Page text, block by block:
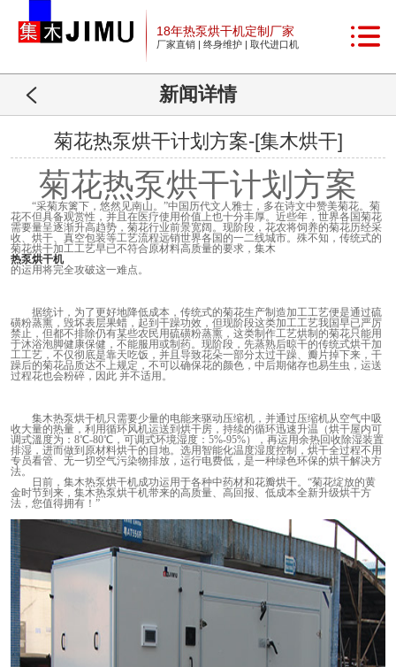
18年热泵烘干机定制厂家
厂家直销 | 终身维护 | 取代进口机
新闻详情
菊花热泵烘干计划方案-[集木烘干]
菊花热泵烘干计划方案
“采菊东篱下，悠然见南山。”中国历代文人雅士，多在诗文中赞美菊花。菊
花不但具备观赏性，并且在医疗使用价值上也十分丰厚。近些年，世界各国菊花
需要量呈逐渐升高趋势，菊花行业前景宽阔。现阶段，花农将饲养的菊花历经采
收、烘干、真空包装等工艺流程远销世界各国的一二线城市。殊不知，传统式的
菊花烘干加工工艺早已不符合原材料高质量的要求，集木
热泵烘干机
的运用将完全攻破这一难点。
据统计，为了更好地降低成本，传统式的菊花生产制造加工工艺便是通过硫
磺粉蒸熏，毁坏表层果蜡，起到干躁功效，但现阶段这类加工工艺我国早已严厉
禁止，但都不排除仍有某些农民用硫磺粉蒸熏，这类制作工艺烘制的菊花只能用
于沐浴泡脚健康保健，不能服用或制药。现阶段，先蒸熟后晾干的传统式烘干加
工工艺，不仅彻底是靠天吃饭，并且导致花朵一部分太过干躁、瓣片掉下来，干
躁后的菊花品质达不上规定，不可以确保花的颜色，中后期储存也易生虫，运送
过程花也会粉碎，因此 并不适用。
集木热泵烘干机只需要少量的电能来驱动压缩机，并通过压缩机从空气中吸
收大量的热量，利用循环风机运送到烘干房，持续的循环迅速升温（烘干屋内可
调式溫度为： 8℃-80℃，可调式环境湿度： 5%-95%），再运用余热回收除湿装置
排湿，进而做到原材料烘干的目地。选用智能化温度湿度控制，烘干全过程不用
专员看管、无一切空气污染物排放，运行电费低，是一种绿色环保的烘干解决方
法。
日前，集木热泵烘干机成功运用于各种中药材和花瓣烘干。“菊花绽放的黄
金时节到来，集木热泵烘干机带来的高质量、高回报、低成本全新升级烘干方
法，您值得拥有！”